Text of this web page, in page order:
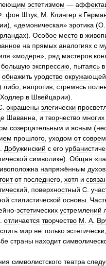
эстетизмом —
фон Штук М Клингер в
), «демоническая» эротика (О
). Особое место в
на прямых аналогиях с
«модерн», ряд мастеров
большую экспрессию пытаясь в
обнажить уродство окружающей
либо напротив стремясь
Ходлер в Швейцарии).
окрашены элегически
Шаванна и творчество многих
созерцательным и ясным (
прошлого уходом от
Добужинский с его
символике). Общая «
напряжённым
от последнего хотя и
поверхностный С
стилистической основы
-эстетических устремлений
отличается творчество М А
мир не только эстетически
страны находит
символистского театра